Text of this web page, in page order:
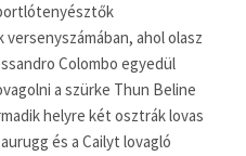
ahol olasz
Colombo egyedül
a szürke Thun Beline
helyre két osztrák lovas
és a Cailyt lovagló